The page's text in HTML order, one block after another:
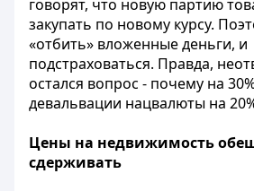
говорят, что новую партию
закупать по новому курсу.
«отбить» вложенные деньги, и
подстраховаться. Правда,
остался вопрос - почему на
девальвации нацвалюты на
Цены на недвижимость
сдерживать